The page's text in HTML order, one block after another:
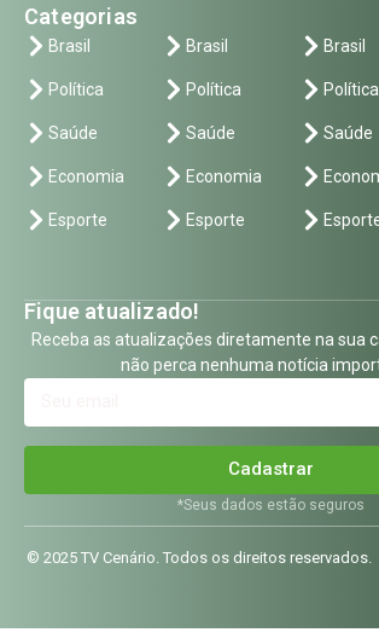
Categorias
Brasil
Política
Saúde
Economia
Esporte
Brasil
Política
Saúde
Economia
Esporte
Brasil
Política
Saúde
Fique atualizado!
Receba as atualizações diretamente na sua
não perca nenhuma notícia
Cadastrar
*Seus dados estão seguros
© 2025 TV Cenário. Todos os direitos reservados.